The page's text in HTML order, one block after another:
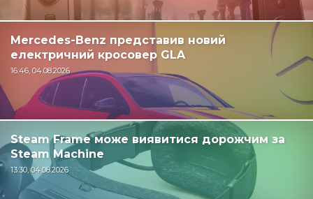
Mercedes-Benz представив новий
електричний кросовер GLA
16:46, 04.08.2026
Steam Frame може виявитися дорожчим за
Steam Machine
13:30, 04.08.2026